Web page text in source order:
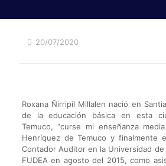
20/07/2020
Roxana Ñirripil Millalen nació en
de la educación básica en esta
Temuco, “curse mi enseñanza
Henríquez de Temuco y finalmente
Contador Auditor en la Universidad de
FUDEA en agosto del 2015, como